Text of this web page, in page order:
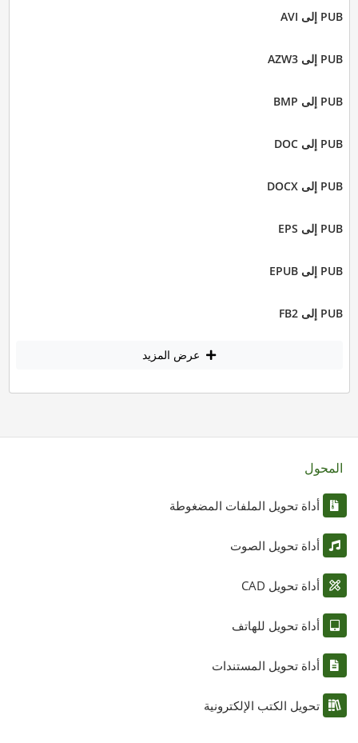
PUB إلى AVI
PUB إلى AZW3
PUB إلى BMP
PUB إلى DOC
PUB إلى DOCX
PUB إلى EPS
PUB إلى EPUB
PUB إلى FB2
عرض المزيد
المحول
أداة تحويل الملفات المضغوطة
أداة تحويل الصوت
أداة تحويل CAD
أداة تحويل للهاتف
أداة تحويل المستندات
تحويل الكتب الإلكترونية